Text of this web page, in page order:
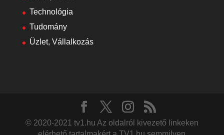
Technológia
Tudomány
Üzlet, Vállalkozás
© 2020-2021 tv1.hu Az oldalról kivezető linkeken